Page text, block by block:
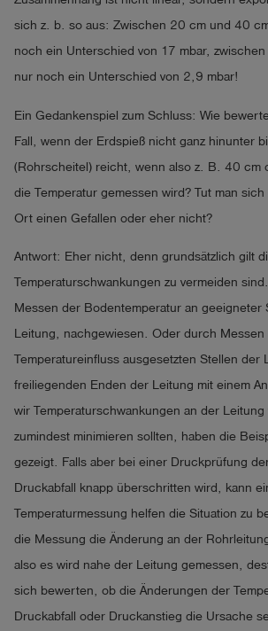
sich z. b. so aus: Zwischen 20 cm und 40
noch ein Unterschied von 17 mbar,
nur noch ein Unterschied von 2,9 mbar!
Ein Gedankenspiel zum Schluss: Wie
Fall, wenn der Erdspieß nicht ganz hinunter
(Rohrscheitel) reicht, wenn also z. B. 40 cm
die Temperatur gemessen wird? Tut man
Ort einen Gefallen oder eher nicht?
Antwort: Eher nicht, denn grundsätzlich gilt
Temperaturschwankungen zu vermeiden
Messen der Bodentemperatur an geeigneter
Leitung, nachgewiesen. Oder durch Messen
Temperatureinfluss ausgesetzten Stellen der
freiliegenden Enden der Leitung mit einem
wir Temperaturschwankungen an der
zumindest minimieren sollten, haben die
gezeigt. Falls aber bei einer Druckprüfung
Druckabfall knapp überschritten wird, kann
Temperaturmessung helfen die Situation zu
die Messung die Änderung an der
also es wird nahe der Leitung gemessen,
sich bewerten, ob die Änderungen der
Druckabfall oder Druckanstieg die Ursache